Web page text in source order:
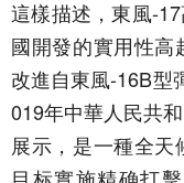
這樣描述，東風-
國開發的實用性高
改進自東風-16B型
019年中華人民共
展示，是一種全
目标實施精确打